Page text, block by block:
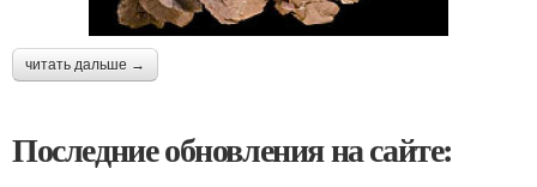
читать дальше →
Последние обновления на сайте: